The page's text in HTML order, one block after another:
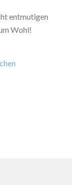
entmutigen
Wohl!